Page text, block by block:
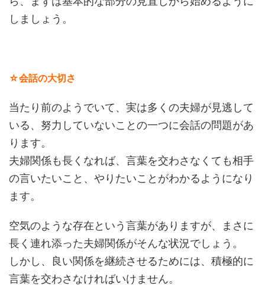
しましょう。
☆会話の大切さ
当たり前のようでいて、実は多くの夫婦が見逃して
いる、努力していないことの一つに会話の問題があ
ります。
夫婦関係も長くなれば、言葉を交わさなくても相手
の言いたいこと、やりたいことがわかるようになり
ます。
空気のような存在という言葉がありますが、まさに
長く連れ添った夫婦関係がそんな状況でしょう。
しかし、良い関係を継続させるためには、積極的に
言葉を交わさなければいけません。